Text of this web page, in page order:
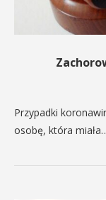
Przypadki
osobę, która